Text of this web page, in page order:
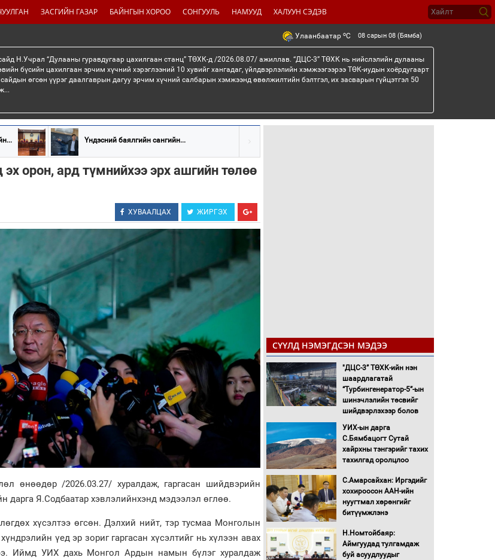
ЗАСГИЙН ГАЗАР БАЙНГЫН ХОРОО СОНГУУЛЬ НАМУУД ХАЛУУН СЭДЭВ
Улаанбаатар oC 08 сарын 08 (Бямба)
Н.Учрал “Дулааны гуравдугаар цахилгаан станц” ТӨХК-д /2026.08.07/ ажиллав. “ДЦС-3” ТӨХК нь нийслэлийн дулааны
бүсийн цахилгаан эрчим хүчний хэрэглээний 10 хувийг хангадаг, үйлдвэрлэлийн хэмжээгээрээ ТӨК-иудын хоёрдугаарт
өгсөн үүрэг даалгаврын дагуу эрчим хүчний салбарын хэмжээнд өвөлжилтийн бэлтгэл, их засварын гүйцэтгэл 50
Үндэсний баялгийн сангийн...
орон, ард түмнийхээ эрх ашгийн төлөө
ХУВААЛЦАХ ЖИРГЭХ
өнөөдөр /2026.03.27/ хуралдаж, гаргасан шийдвэрийн
дарга Я.Содбаатар хэвлэлийнхэнд мэдээлэл өглөө.
хүсэлтээ өгсөн. Дэлхий нийт, тэр тусмаа Монголын
үед эр зориг гаргасан хүсэлтийг нь хүлээн авах
Иймд УИХ дахь Монгол Ардын намын бүлэг хуралдаж
СҮҮЛД НЭМЭГДСЭН МЭДЭЭ
"ДЦС-3” ТӨХК-ийн нэн
шаардлагатай
“Турбингенератор-5”-ын
шинэчлэлийн төсвийг
шийдвэрлэхээр болов
УИХ-ын дарга
С.Бямбацогт Сутай
хайрхны тэнгэрийг тахих
тахилгад оролцлоо
С.Амарсайхан: Иргэдийг
хохироосон ААН-ийн
нуугтмал хөрөнгийг
битүүмжлэнэ
Н.Номтойбаяр:
Аймгуудад тулгамдаж
буй асуудлуудыг